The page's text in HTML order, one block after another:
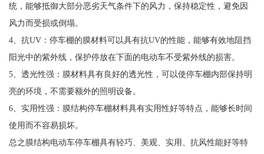
统，能够抵御大部分恶劣天气条件下的风力，保持稳定性，避免因
风力而受损或倒塌。
4、抗UV：停车棚的膜材料可以具有抗UV的性能，能够有效地阻挡
阳光中的紫外线，保护停放在下面的电动车不受紫外线的损害。
5、透光性强：膜材料具有良好的透光性，可以使停车棚内部保持明
亮的环境，不需要额外的照明设备。
6、实用性强：膜结构停车棚材料具有实用性好等特点，能够长时间
使用而不容易损坏。
总之膜结构电动车停车棚具有轻巧、美观、实用、抗风性能好等特